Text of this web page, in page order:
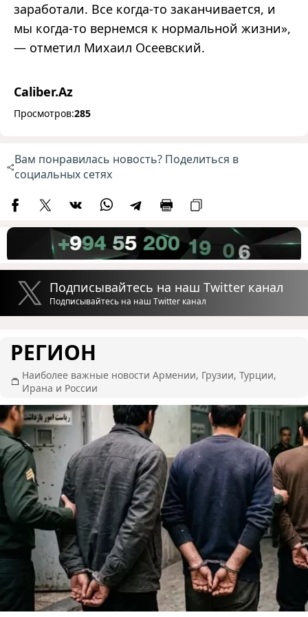
заработали. Все когда-то заканчивается, и
мы когда-то вернемся к нормальной жизни»,
— отметил Михаил Осеевский.
Caliber.Az
Просмотров:285
Вам понравилась новость? Поделиться в
социальных сетях
Подписывайтесь на наш Twitter канал
Подписывайтесь на наш Twitter канал
РЕГИОН
Наиболее важные новости Армении, Грузии, Турции,
Ирана и России